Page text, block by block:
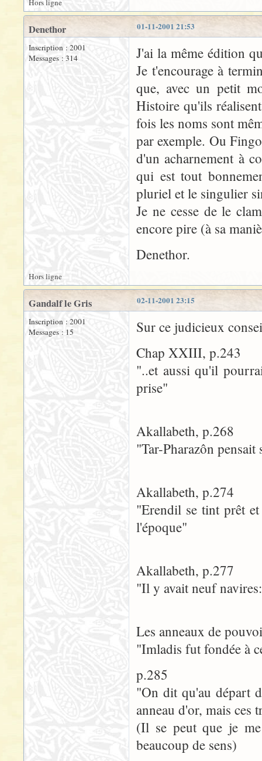
Hors ligne
01-11-2001 21:53
Denethor
Inscription : 2001
Messages : 314
J'ai la même édition
Je t'encourage à
que, avec un petit
Histoire qu'ils
fois les noms sont
par exemple. Ou
d'un acharnement à
qui est tout
pluriel et le singulier
Je ne cesse de le
encore pire (à sa
Denethor.
Hors ligne
02-11-2001 23:15
Gandalf le Gris
Inscription : 2001
Messages : 15
Sur ce judicieux
Chap XXIII, p.243
"..et aussi qu'il
prise"
Akallabeth, p.268
"Tar-Pharazôn
Akallabeth, p.274
"Erendil se tint prêt et
l'époque"
Akallabeth, p.277
"Il y avait neuf
Les anneaux de
"Imladis fut fondée à
p.285
"On dit qu'au départ
anneau d'or, mais
(Il se peut que je
beaucoup de sens)